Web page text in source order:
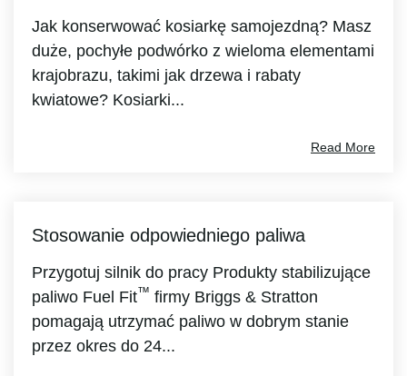
Jak konserwować kosiarkę samojezdną? Masz
duże, pochyłe podwórko z wieloma elementami
krajobrazu, takimi jak drzewa i rabaty
kwiatowe? Kosiarki...
Read More
Stosowanie odpowiedniego paliwa
Przygotuj silnik do pracy Produkty stabilizujące
paliwo Fuel Fit™ firmy Briggs & Stratton
pomagają utrzymać paliwo w dobrym stanie
przez okres do 24...